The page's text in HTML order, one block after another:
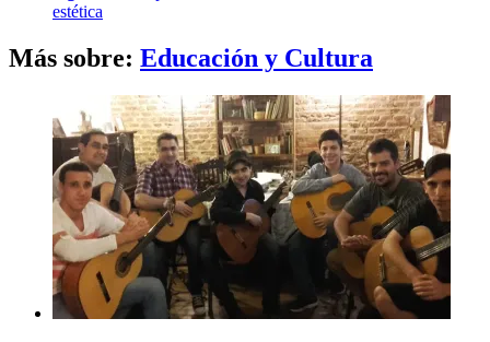
estética
Más sobre: Educación y Cultura